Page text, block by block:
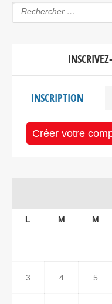
INSCRIPTION
Créer votre
L M M
3 4 5